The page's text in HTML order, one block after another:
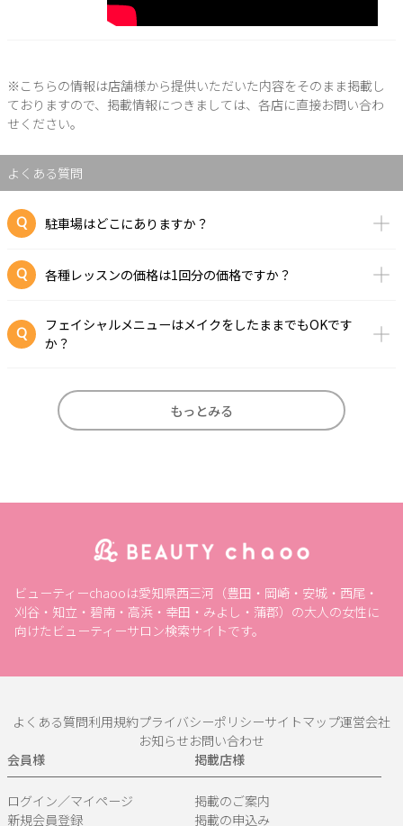
※こちらの情報は店舗様から提供いただいた内容をそのまま掲載し
ておりますので、掲載情報につきましては、各店に直接お問い合わ
せください。
よくある質問
駐車場はどこにありますか？
各種レッスンの価格は1回分の価格ですか？
フェイシャルメニューはメイクをしたままでもOKです
か？
もっとみる
ビューティーchaooは愛知県西三河（豊田・岡崎・安城・西尾・
刈谷・知立・碧南・高浜・幸田・みよし・蒲郡）の大人の女性に
向けたビューティーサロン検索サイトです。
よくある質問利用規約プライバシーポリシーサイトマップ運営会社
お知らせお問い合わせ
会員様
ログイン／マイページ
新規会員登録
掲載店様
掲載のご案内
掲載の申込み